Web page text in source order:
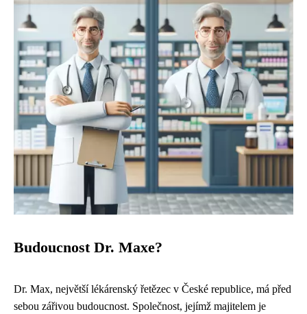
Budoucnost Dr. Maxe?
Dr. Max, největší lékárenský řetězec v České republice, má před
sebou zářivou budoucnost. Společnost, jejímž majitelem je